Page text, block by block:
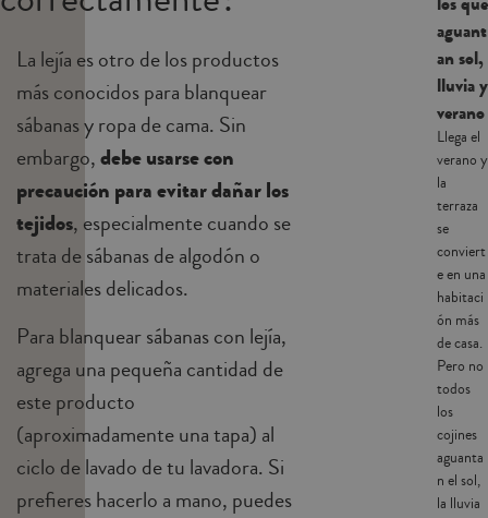
La lejía es otro de los productos
más conocidos para blanquear
sábanas y ropa de cama. Sin
embargo,debe usarse con
precaución para evitar dañar los
tejidos, especialmente cuando se
trata de sábanas de algodón o
materiales delicados.
Para blanquear sábanas con lejía,
agrega una pequeña cantidad de
este producto
(aproximadamente una tapa) al
ciclo de lavado de tu lavadora. Si
prefieres hacerlo a mano, puedes
aguant
an sol,
lluvia y
verano
Llega el
verano y
la
terraza
se
conviert
e en una
habitaci
ón más
de casa.
Pero no
todos
los
cojines
aguanta
n el sol,
la lluvia